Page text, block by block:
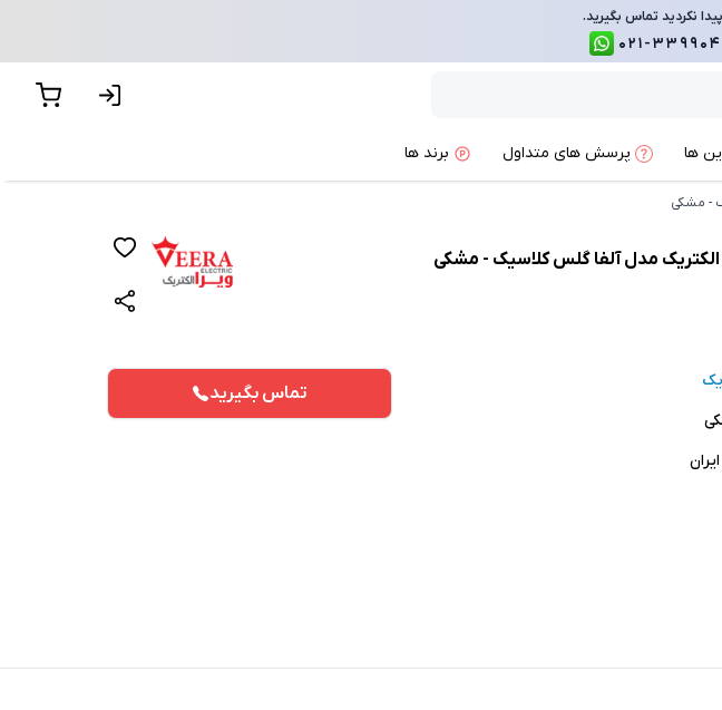
نکردید تماس بگیرید.
021-
ها پرسش های متداول برند ها
- مشکی
الکتریک مدل آلفا گلس کلاسیک - مشکی
تماس بگیرید
ایران